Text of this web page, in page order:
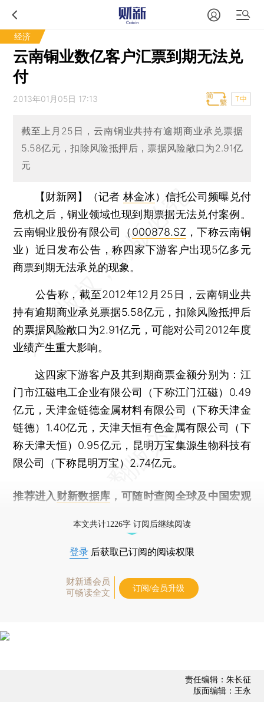
经济
云南铜业数亿客户汇票到期无法兑
付
2013年01月05日 17:13 T中
截至上月25日，云南铜业共持有逾期商业承兑票据
5.58亿元，扣除风险抵押后，票据风险敞口为2.91亿
元
【财新网】（记者 林金冰） 信托公司频曝兑付
危机之后，铜业领域也现到期票据无法兑付案例。
云南铜业股份有限公司（ 000878.SZ ，下称云南铜
业）近日发布公告，称四家下游客户出现5亿多元
商票到期无法承兑的现象。
公告称，截至2012年12月25日，云南铜业共
持有逾期商业承兑票据5.58亿元，扣除风险抵押后
的票据风险敞口为2.91亿元，可能对公司2012年度
业绩产生重大影响。
这四家下游客户及其到期商票金额分别为：江
门市江磁电工企业有限公司（下称江门江磁）0.49
亿元，天津金链德金属材料有限公司（下称天津金
链德）1.40亿元，天津天恒有色金属有限公司（下
称天津天恒）0.95亿元，昆明万宝集源生物科技有
限公司（下称昆明万宝）2.74亿元。
推荐进入 财新数据库 ，可随时查阅全球及中国宏观
本文共计1226字 订阅后继续阅读
登录 后获取已订阅的阅读权限
财新通会员
可畅读全文
订阅/会员升级
责任编辑：朱长征
版面编辑：王永